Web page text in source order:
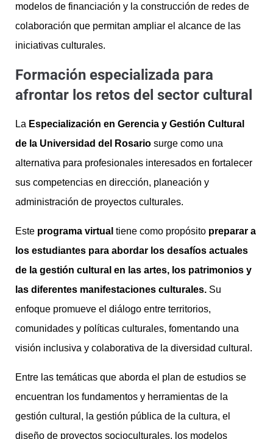
modelos de financiación y la construcción de redes de
colaboración que permitan ampliar el alcance de las
iniciativas culturales.
Formación especializada para
afrontar los retos del sector cultural
La Especialización en Gerencia y Gestión Cultural
de la Universidad del Rosario surge como una
alternativa para profesionales interesados en fortalecer
sus competencias en dirección, planeación y
administración de proyectos culturales.
Este programa virtual tiene como propósito preparar a
los estudiantes para abordar los desafíos actuales
de la gestión cultural en las artes, los patrimonios y
las diferentes manifestaciones culturales. Su
enfoque promueve el diálogo entre territorios,
comunidades y políticas culturales, fomentando una
visión inclusiva y colaborativa de la diversidad cultural.
Entre las temáticas que aborda el plan de estudios se
encuentran los fundamentos y herramientas de la
gestión cultural, la gestión pública de la cultura, el
diseño de proyectos socioculturales, los modelos